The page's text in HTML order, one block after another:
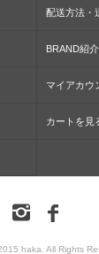
配送方法・
BRAND紹介
マイアカウ
カートを見
haka. All Rights